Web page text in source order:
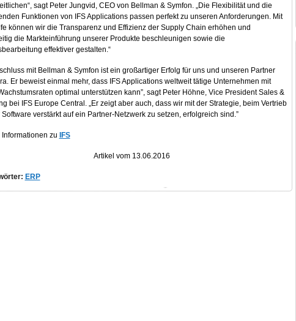
sagt Peter Jungvid, CEO von Bellman & Symfon. „Die Flexibilität und die
Funktionen von IFS Applications passen perfekt zu unseren Anforderungen. Mit
können wir die Transparenz und Effizienz der Supply Chain erhöhen und
die Markteinführung unserer Produkte beschleunigen sowie die
effektiver gestalten.“
mit Bellman & Symfon ist ein großartiger Erfolg für uns und unseren Partner
Er beweist einmal mehr, dass IFS Applications weltweit tätige Unternehmen mit
optimal unterstützen kann”, sagt Peter Höhne, Vice President Sales &
bei IFS Europe Central. „Er zeigt aber auch, dass wir mit der Strategie, beim Vertrieb
verstärkt auf ein Partner-Netzwerk zu setzen, erfolgreich sind.”
Informationen zu IFS
Artikel vom 13.06.2016
ERP